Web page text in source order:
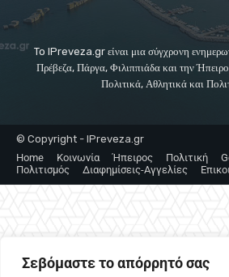
Σεβόμαστε το απόρρητό σας
To IPreveza.gr είναι μια σύγχρονη
Πρέβεζα, Πάργα, Φιλιππιάδα και την
Πολιτικά, Αθλητικά και
© Copyright - IPreveza.gr
Home
Κοινωνία Ήπειρος Πολιτική
Πολιτισμός
Διαφημίσεις-Αγγελίες